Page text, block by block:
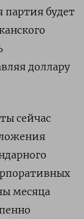
партия будет
доллару
сейчас
месяца